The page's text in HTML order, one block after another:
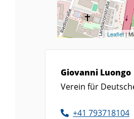
Leaflet|
Giovanni Luongo
Verein für
+41 793718104